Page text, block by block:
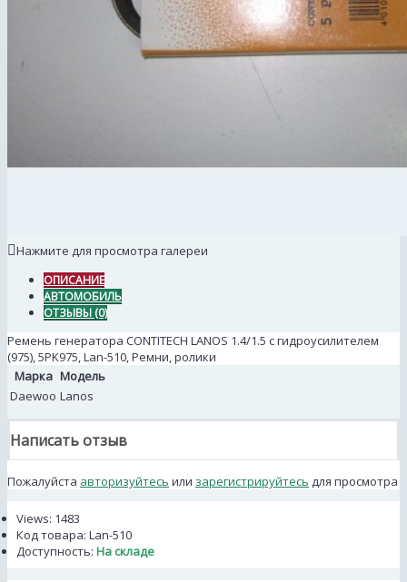
Нажмите для просмотра галереи
ОПИСАНИЕ
АВТОМОБИЛЬ
ОТЗЫВЫ (0)
Ремень генератора CONTITECH LANOS 1.4/1.5 с гидроусилителем
(975), 5PK975, Lan-510, Ремни, ролики
Марка Модель
Daewoo Lanos
Написать отзыв
Пожалуйста авторизуйтесь или зарегистрируйтесь для просмотра
Views: 1483
Код товара: Lan-510
Доступность: На складе